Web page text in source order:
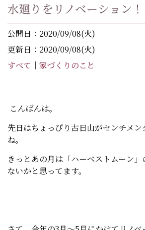
水廻りをリノベーション！
公開日：2020/09/08(火)
更新日：2020/09/08(火)
すべて ｜ 家づくりのこと
こんばんは。
先日はちょっぴり古日山がセンチメ
ね。
きっとあの月は「ハーベストムーン
ないかと思ってます。